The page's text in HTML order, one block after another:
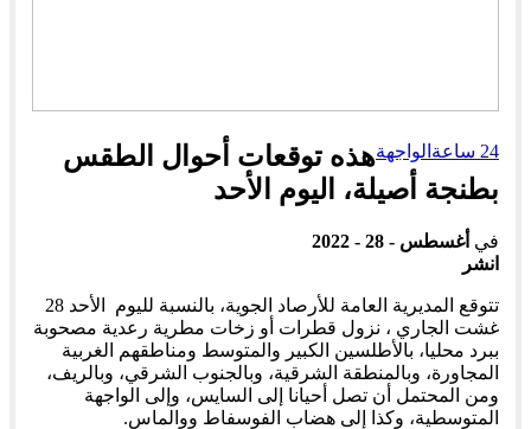
24 ساعة الواجهةهذه توقعات أحوال الطقس
بطنجة أصيلة، اليوم الأحد
في أغسطس - 28 - 2022
انشر
تتوقع المديرية العامة للأرصاد الجوية، بالنسبة لليوم الأحد 28
غشت الجاري ، نزول قطرات أو زخات مطرية رعدية مصحوبة
ببرد محليا، بالأطلسين الكبير والمتوسط ومناطقهم الغربية
المجاورة، وبالمنطقة الشرقية، وبالجنوب الشرقي، وبالريف،
ومن المحتمل أن تصل أحيانا إلى السايس، وإلى الواجهة
المتوسطية، وكذا إلى هضاب الفوسفاط ووالماس.